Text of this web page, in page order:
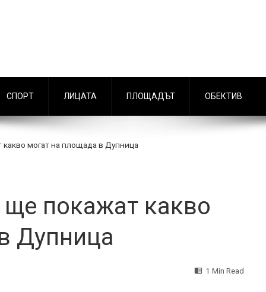
СПОРТ ЛИЦАТА ПЛОЩАДЪТ ОБЕКТИВ
могат на площада в Дупница
ще покажат какво
Дупница
1 Min Read